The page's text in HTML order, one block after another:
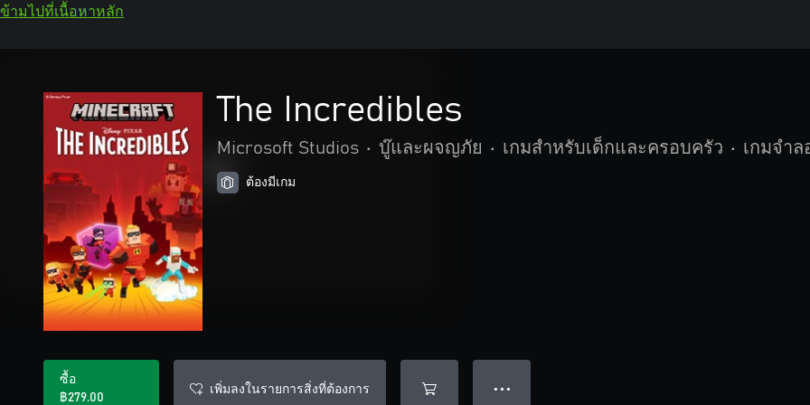
ข้ามไปที่เนื้อหาหลัก
The Incredibles
Microsoft Studios • บู๊และผจญภัย • เกมสำหรับเด็กและครอบครัว • เกมจำ
ต้องมีเกม
ซื้อ
฿279.00
เพิ่มลงในรายการสิ่งที่ต้องการ ● ● ●